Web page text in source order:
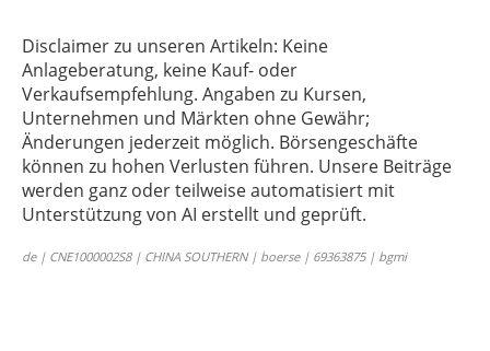
Disclaimer zu unseren Artikeln: Keine
Anlageberatung, keine Kauf- oder
Verkaufsempfehlung. Angaben zu Kursen,
Unternehmen und Märkten ohne Gewähr;
Änderungen jederzeit möglich. Börsengeschäfte
können zu hohen Verlusten führen. Unsere Beiträge
werden ganz oder teilweise automatisiert mit
Unterstützung von AI erstellt und geprüft.
de | CNE1000002S8 | CHINA SOUTHERN | boerse | 69363875 | bgmi